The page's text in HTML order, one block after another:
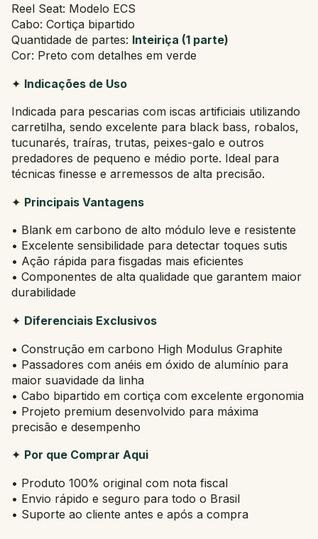
Reel Seat: Modelo ECS
Cabo: Cortiça bipartido
Quantidade de partes: Inteiriça (1 parte)
Cor: Preto com detalhes em verde
✦ Indicações de Uso
Indicada para pescarias com iscas artificiais utilizando
carretilha, sendo excelente para black bass, robalos,
tucunarés, traíras, trutas, peixes-galo e outros
predadores de pequeno e médio porte. Ideal para
técnicas finesse e arremessos de alta precisão.
✦ Principais Vantagens
• Blank em carbono de alto módulo leve e resistente
• Excelente sensibilidade para detectar toques sutis
• Ação rápida para fisgadas mais eficientes
• Componentes de alta qualidade que garantem maior
durabilidade
✦ Diferenciais Exclusivos
• Construção em carbono High Modulus Graphite
• Passadores com anéis em óxido de alumínio para
maior suavidade da linha
• Cabo bipartido em cortiça com excelente ergonomia
• Projeto premium desenvolvido para máxima
precisão e desempenho
✦ Por que Comprar Aqui
• Produto 100% original com nota fiscal
• Envio rápido e seguro para todo o Brasil
• Suporte ao cliente antes e após a compra